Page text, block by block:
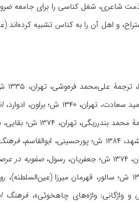
چون کناس است» (غزالی، ۱/ ۴۲). در مذمت شاعری، شغل
علی‌محمد فره‌وشی، تهران، ۱۳۳۵ ش؛ انوری، محمد،
۱۳۴۰ ش؛ براون، ادوارد،
تهران، ۱۳۷۴ ش؛ بقایی، ناصر، «فارسی کرمان»،
ابوالقاسم،
صفویه در
فرهنگ